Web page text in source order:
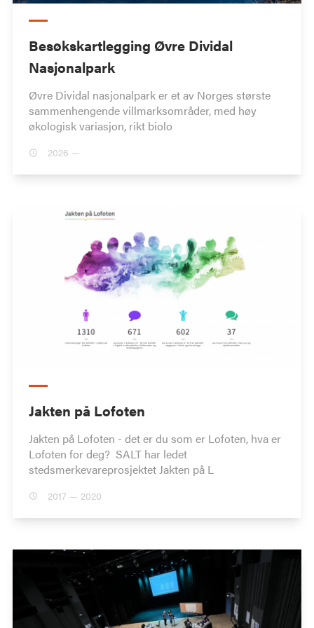
Besøkskartlegging Øvre Dividal
Nasjonalpark
Øvre Dividal nasjonalpark er et av Norges største
sammenhengende villmarksområder, med høy
økologisk variasjon, rikt biolo
2026 —
Jakten på Lofoten
Jakten på Lofoten - det er du som er Lofoten, hva er
Lofoten for deg? SALT har ledet
stedsmerkevareprosjektet Jakten på L
2017 — 2020